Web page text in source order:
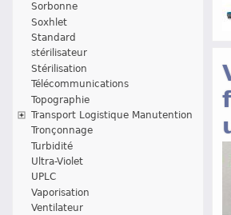
Sorbonne
Soxhlet
Standard
stérilisateur
Stérilisation
Télécommunications
Topographie
Transport Logistique Manutention
Tronçonnage
Turbidité
Ultra-Violet
UPLC
Vaporisation
Ventilateur